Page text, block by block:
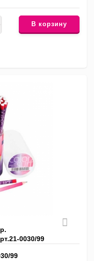
В корзину
0030/99
99